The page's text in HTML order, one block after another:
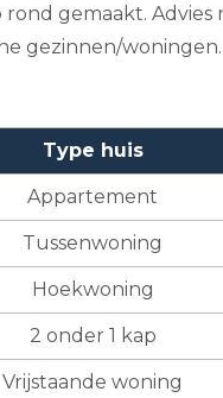
rond gemaakt.
gezinnen/woningen.
Type huis
Appartement
Tussenwoning
Hoekwoning
2 onder 1 kap
Vrijstaande woning